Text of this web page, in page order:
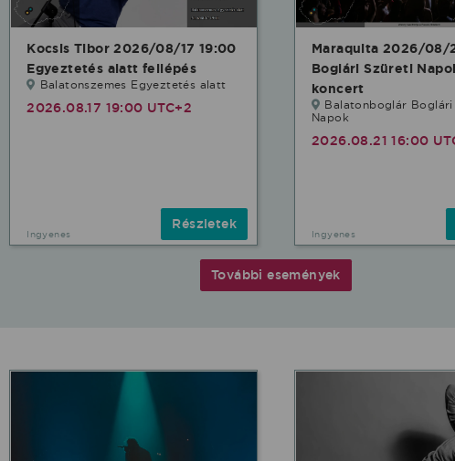
Kocsis Tibor 2026/08/17 19:00
Egyeztetés alatt fellépés
Balatonszemes Egyeztetés alatt
2026.08.17 19:00 UTC+2
Ingyenes
Részletek
Maraquita 2026/08/
Boglári Szüreti
koncert
Balatonboglár
Napok
2026.08.21 16:00
Ingyenes
További események